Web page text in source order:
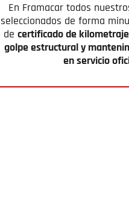
En Framacar todos
seleccionados de forma
de certificado de
golpe estructural y
en servicio